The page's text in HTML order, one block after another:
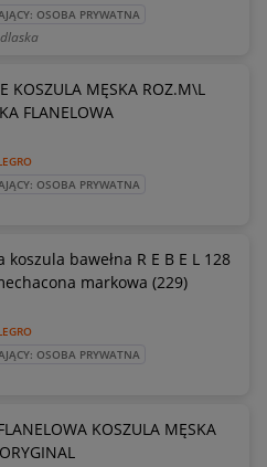
OSOBA PRYWATNA
KOSZULA MĘSKA ROZ.M\L
FLANELOWA
OSOBA PRYWATNA
koszula bawełna R E B E L 128
markowa (229)
OSOBA PRYWATNA
KOSZULA MĘSKA